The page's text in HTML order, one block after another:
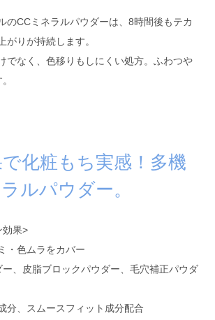
のCCミネラルパウダーは、8時間後もテカ
がりが持続します。
でなく、色移りもしにくい処方。ふわつや
化粧もち実感！多機
ルパウダー。
効果>
・色ムラをカバー
、皮脂ブロックパウダー、毛穴補正パウダ
分、スムースフィット成分配合